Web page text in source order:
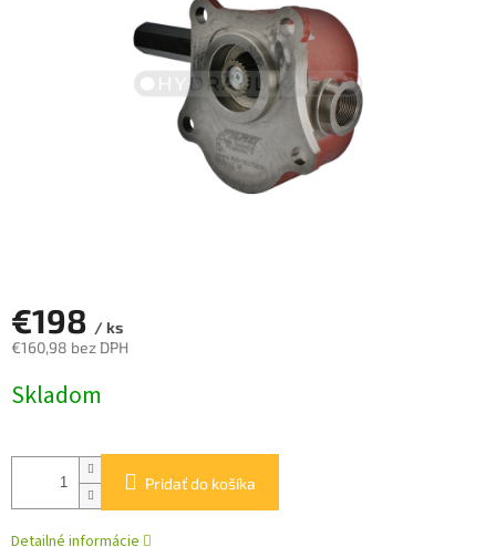
€198 / ks
€160,98 bez DPH
cena:
Skladom
Pridať do košíka
Detailné informácie